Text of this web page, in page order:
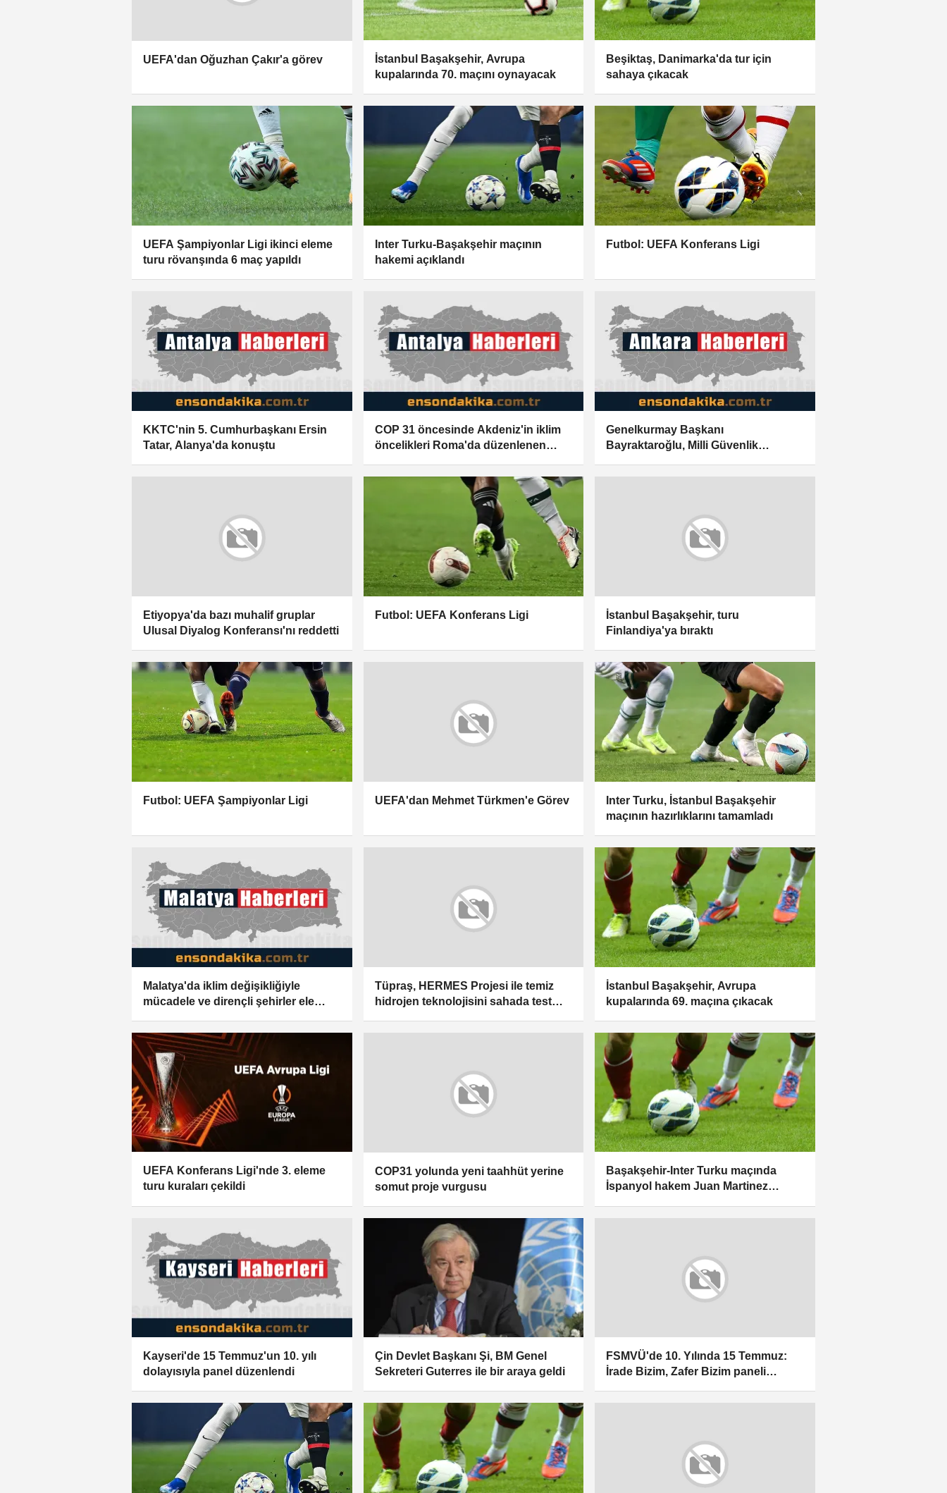
UEFA'dan Oğuzhan Çakır'a görev
İstanbul Başakşehir, Avrupa
kupalarında 70. maçını oynayacak
Beşiktaş, Danimarka'da tur için
sahaya çıkacak
UEFA Şampiyonlar Ligi ikinci eleme
turu rövanşında 6 maç yapıldı
Inter Turku-Başakşehir maçının
hakemi açıklandı
Futbol: UEFA Konferans Ligi
KKTC'nin 5. Cumhurbaşkanı Ersin
Tatar, Alanya'da konuştu
COP 31 öncesinde Akdeniz'in iklim
öncelikleri Roma'da düzenlenen
Genelkurmay Başkanı
Bayraktaroğlu, Milli Güvenlik
Etiyopya'da bazı muhalif gruplar
Ulusal Diyalog Konferansı'nı reddetti
Futbol: ⁠UEFA Konferans Ligi
İstanbul Başakşehir, turu
Finlandiya'ya bıraktı
Futbol: UEFA Şampiyonlar Ligi UEFA'dan Mehmet Türkmen'e Görev
Inter Turku, İstanbul Başakşehir
maçının hazırlıklarını tamamladı
Malatya'da iklim değişikliğiyle
mücadele ve dirençli şehirler ele
Tüpraş, HERMES Projesi ile temiz
hidrojen teknolojisini sahada test
İstanbul Başakşehir, Avrupa
kupalarında 69. maçına çıkacak
UEFA Konferans Ligi'nde 3. eleme
turu kuraları çekildi
COP31 yolunda yeni taahhüt yerine
somut proje vurgusu
Başakşehir-Inter Turku maçında
İspanyol hakem Juan Martinez
Kayseri'de 15 Temmuz'un 10. yılı
dolayısıyla panel düzenlendi
Çin Devlet Başkanı Şi, BM Genel
Sekreteri Guterres ile bir araya geldi
FSMVÜ'de 10. Yılında 15 Temmuz:
İrade Bizim, Zafer Bizim paneli